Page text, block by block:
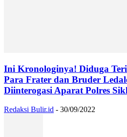
Ini Kronologinya! Diduga
Para Frater dan Bruder
Diinterogasi Aparat Polres
Redaksi Bulir.id - 30/09/2022